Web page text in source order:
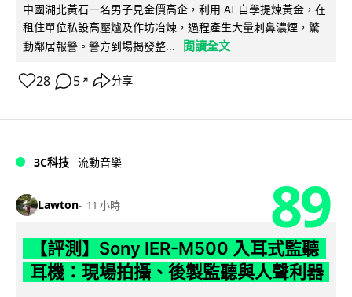
中國湖北黃石一名男子見金價高企，利用 AI 自學提煉黃金，在
租住單位私設高壓爐及作坊冶煉，過程產生大量刺鼻濃煙，驚
動鄰居報警。警方到場揭發整...
閱讀全文
28 5 ↗ 分享
3C科技 流動音樂
Lawton 11 小時 89
【評測】Sony IER-M500 入耳式監聽
耳機：現場拍攝、後製監聽與人聲利器